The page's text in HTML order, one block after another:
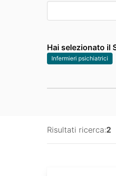
Hai selezionato il
Infermieri psichiatrici
Risultati ricerca:2